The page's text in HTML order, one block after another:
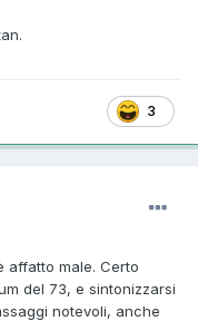
3
affatto male. Certo
del 73, e sintonizzarsi
notevoli, anche